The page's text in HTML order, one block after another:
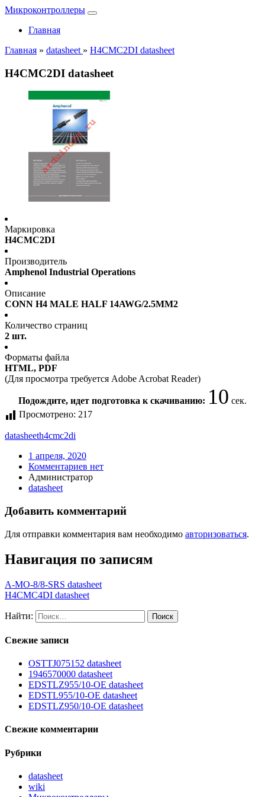
Микроконтроллеры
Главная
Главная » datasheet » H4CMC2DI datasheet
H4CMC2DI datasheet
Маркировка
H4CMC2DI
Производитель
Amphenol Industrial Operations
Описание
CONN H4 MALE HALF 14AWG/2.5MM2
Количество страниц
2 шт.
Форматы файла
HTML, PDF
(Для просмотра требуется Adobe Acrobat Reader)
Подождите, идет подготовка к скачиванию: 10 сек.
Просмотрено: 217
datasheeth4cmc2di
1 апреля, 2020
Комментариев нет
Администратор
datasheet
Добавить комментарий
Для отправки комментария вам необходимо авторизоваться.
Навигация по записям
A-MO-8/8-SRS datasheet
H4CMC4DI datasheet
Найти:
Свежие записи
OSTTJ075152 datasheet
1946570000 datasheet
EDSTLZ955/10-OE datasheet
EDSTL955/10-OE datasheet
EDSTLZ950/10-OE datasheet
Свежие комментарии
Рубрики
datasheet
wiki